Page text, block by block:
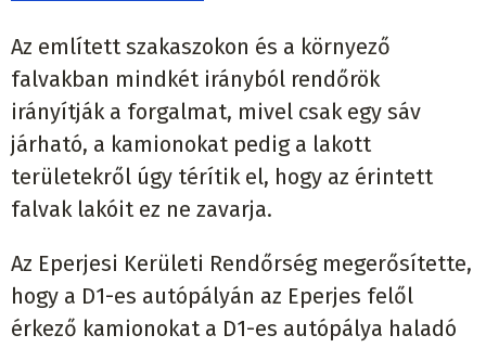
Az említett szakaszokon és a környező
falvakban mindkét irányból rendőrök
irányítják a forgalmat, mivel csak egy sáv
járható, a kamionokat pedig a lakott
területekről úgy térítik el, hogy az érintett
falvak lakóit ez ne zavarja.
Az Eperjesi Kerületi Rendőrség megerősítette,
hogy a D1-es autópályán az Eperjes felől
érkező kamionokat a D1-es autópálya haladó